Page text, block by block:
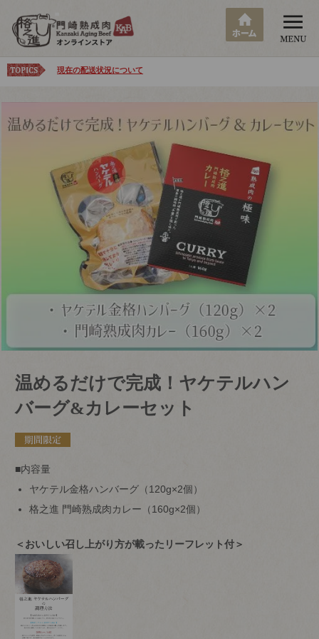
現在の配送状況について
温めるだけで完成！ヤケテルハン
バーグ&カレーセット
■内容量
ヤケテル金格ハンバーグ（120g×2個）
格之進 門崎熟成肉カレー（160g×2個）
＜おいしい召し上がり方が載ったリーフレット付＞